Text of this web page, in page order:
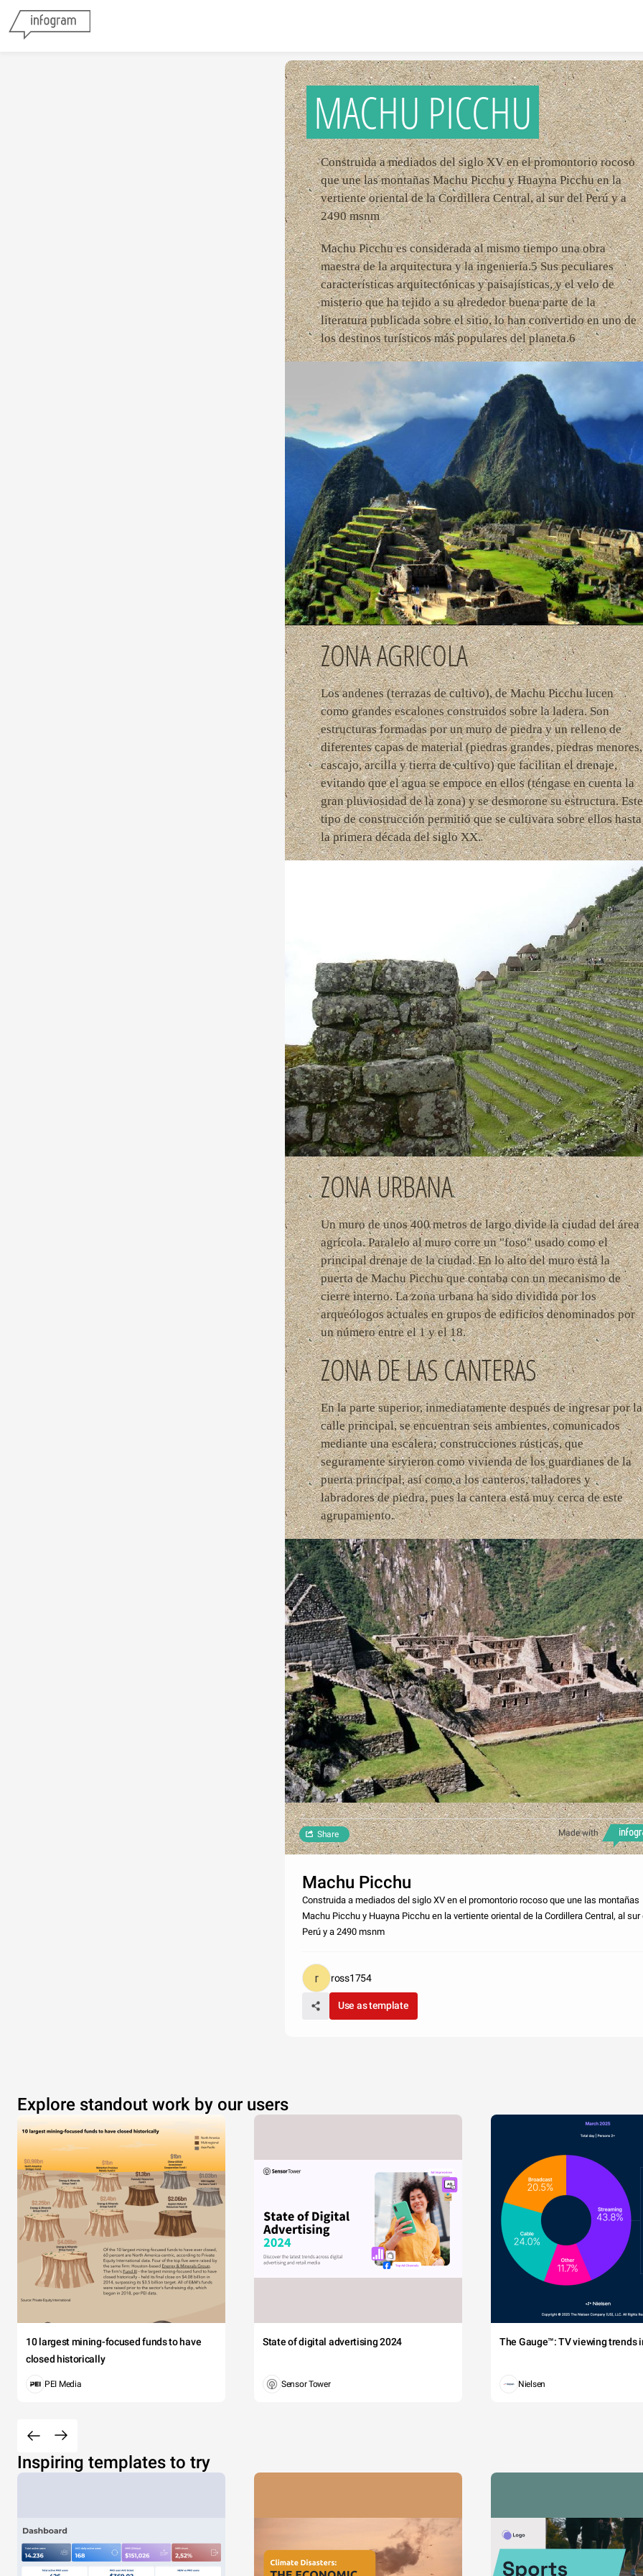
MACHU PICCHU
Construida a mediados del siglo XV en el promontorio rocoso
que une las montañas Machu Picchu y Huayna Picchu en la
vertiente oriental de la Cordillera Central, al sur del Perú y a
2490 msnm
Machu Picchu es considerada al mismo tiempo una obra
maestra de la arquitectura y la ingeniería.5 Sus peculiares
características arquitectónicas y paisajísticas, y el velo de
misterio que ha tejido a su alrededor buena parte de la
literatura publicada sobre el sitio, lo han convertido en uno de
los destinos turísticos más populares del planeta.6
ZONA AGRICOLA
Los andenes (terrazas de cultivo), de Machu Picchu lucen
como grandes escalones construidos sobre la ladera. Son
estructuras formadas por un muro de piedra y un relleno de
diferentes capas de material (piedras grandes, piedras menores,
cascajo, arcilla y tierra de cultivo) que facilitan el drenaje,
evitando que el agua se empoce en ellos (téngase en cuenta la
gran pluviosidad de la zona) y se desmorone su estructura. Este
tipo de construcción permitió que se cultivara sobre ellos hasta
la primera década del siglo XX.
ZONA URBANA
Un muro de unos 400 metros de largo divide la ciudad del área
agrícola. Paralelo al muro corre un "foso" usado como el
principal drenaje de la ciudad. En lo alto del muro está la
puerta de Machu Picchu que contaba con un mecanismo de
cierre interno. La zona urbana ha sido dividida por los
arqueólogos actuales en grupos de edificios denominados por
un número entre el 1 y el 18.
ZONA DE LAS CANTERAS
En la parte superior, inmediatamente después de ingresar por la
calle principal, se encuentran seis ambientes, comunicados
mediante una escalera; construcciones rústicas, que
seguramente sirvieron como vivienda de los guardianes de la
puerta principal, así como a los canteros, talladores y
labradores de piedra, pues la cantera está muy cerca de este
agrupamiento.
Made with
Share
Machu Picchu
Construida a mediados del siglo XV en el promontorio rocoso que une las montañas
Machu Picchu y Huayna Picchu en la vertiente oriental de la Cordillera Central, al sur
Perú y a 2490 msnm
ross1754
Use as template
Explore standout work by our users
10 largest mining-focused funds to have
closed historically
PEI Media
State of digital advertising 2024
Sensor Tower
The Gauge™: TV viewing trends
Nielsen
Inspiring templates to try